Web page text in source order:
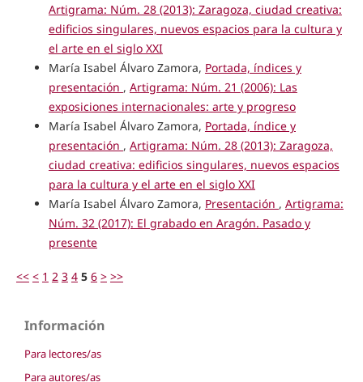
Artigrama: Núm. 28 (2013): Zaragoza, ciudad creativa:
edificios singulares, nuevos espacios para la cultura y
el arte en el siglo XXI
María Isabel Álvaro Zamora, Portada, índices y
presentación , Artigrama: Núm. 21 (2006): Las
exposiciones internacionales: arte y progreso
María Isabel Álvaro Zamora, Portada, índice y
presentación , Artigrama: Núm. 28 (2013): Zaragoza,
ciudad creativa: edificios singulares, nuevos espacios
para la cultura y el arte en el siglo XXI
María Isabel Álvaro Zamora, Presentación , Artigrama:
Núm. 32 (2017): El grabado en Aragón. Pasado y
presente
<< < 1 2 3 4 5 6 > >>
Información
Para lectores/as
Para autores/as